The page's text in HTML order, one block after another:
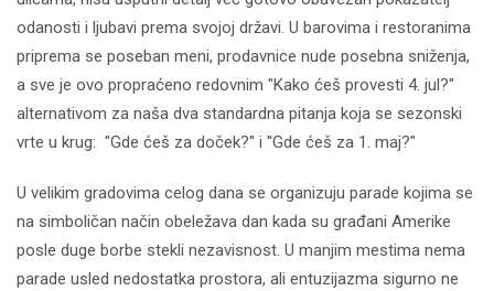
odanosti i ljubavi prema svojoj državi. U barovima i restoranima
priprema se poseban meni, prodavnice nude posebna sniženja,
a sve je ovo propraćeno redovnim "Kako ćeš provesti 4. jul?"
alternativom za naša dva standardna pitanja koja se sezonski
vrte u krug: "Gde ćeš za doček?'' i ''Gde ćeš za 1. maj?"
U velikim gradovima celog dana se organizuju parade kojima se
na simboličan način obeležava dan kada su građani Amerike
posle duge borbe stekli nezavisnost. U manjim mestima nema
parade usled nedostatka prostora, ali entuzijazma sigurno ne